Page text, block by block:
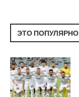
ЭТО ПОПУЛЯРНО